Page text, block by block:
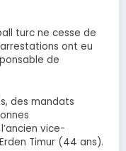
turc ne cesse de
ont eu
de
des mandats
vice-
Timur (44 ans).